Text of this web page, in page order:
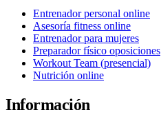
Entrenador personal online
Asesoría fitness online
Entrenador para mujeres
Preparador físico oposiciones
Workout Team (presencial)
Nutrición online
Información